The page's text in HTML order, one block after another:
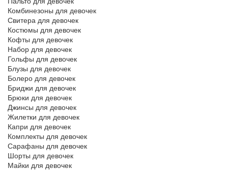
Комбинезоны для девочек
Свитера для девочек
Костюмы для девочек
Кофты для девочек
Набор для девочек
Гольфы для девочек
Блузы для девочек
Болеро для девочек
Бриджи для девочек
Брюки для девочек
Джинсы для девочек
Жилетки для девочек
Капри для девочек
Комплекты для девочек
Сарафаны для девочек
Шорты для девочек
Майки для девочек